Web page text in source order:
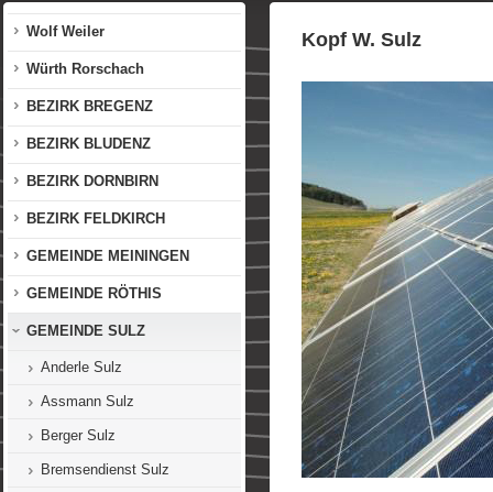
Wolf Weiler
Würth Rorschach
BEZIRK BREGENZ
BEZIRK BLUDENZ
BEZIRK DORNBIRN
BEZIRK FELDKIRCH
GEMEINDE MEININGEN
GEMEINDE RÖTHIS
GEMEINDE SULZ
Anderle Sulz
Assmann Sulz
Berger Sulz
Bremsendienst Sulz
Kopf W. Sulz